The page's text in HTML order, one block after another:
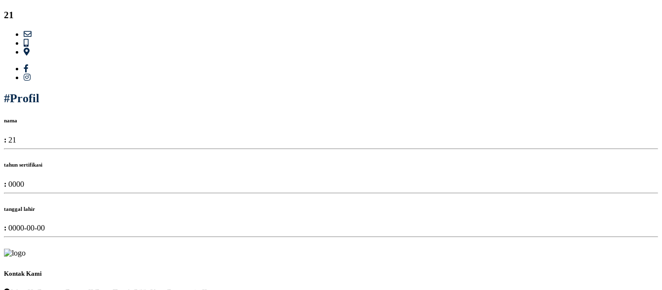
21
#Profil
nama
: 21
tahun sertifikasi
: 0000
tanggal lahir
: 0000-00-00
Kontak Kami